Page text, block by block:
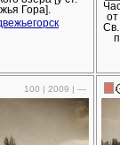
Гора].
Св.
100 | 2009 | —